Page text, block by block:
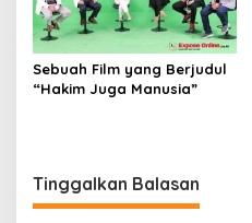
Sebuah Film yang Berjudul
“Hakim Juga Manusia”
Tinggalkan Balasan